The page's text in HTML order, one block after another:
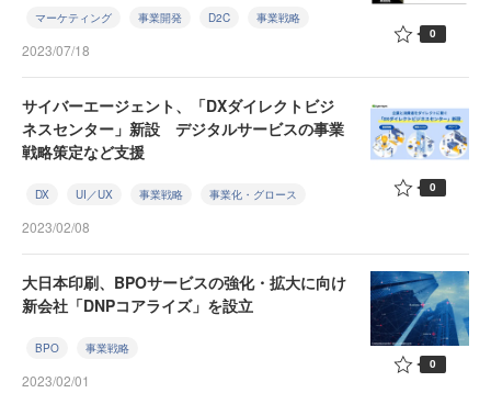
マーケティング 事業開発 D2C 事業戦略
2023/07/18
0
サイバーエージェント、「DXダイレクトビジ
ネスセンター」新設 デジタルサービスの事業
戦略策定など支援
DX UI／UX 事業戦略 事業化・グロース
2023/02/08
0
大日本印刷、BPOサービスの強化・拡大に向け
新会社「DNPコアライズ」を設立
BPO 事業戦略
2023/02/01
0